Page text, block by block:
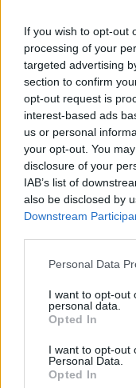
If you wish to opt-out
processing of your
targeted advertising
section to confirm
opt-out request is
interest-based ads
us or personal
your opt-out. You
disclosure of your
IAB’s list of
also be disclosed by
Downstream
Please note that this
not limited to your
grant or deny
use your data for
consent section.
Personal Data
I want to opt-out
personal data.
Opted In
I want to opt-out
Personal Data.
Opted In
i
Su